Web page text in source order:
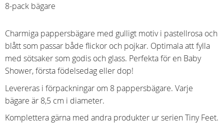
8-pack bägare
Charmiga pappersbägare med gulligt motiv i pastellrosa och
blått som passar både flickor och pojkar. Optimala att fylla
med sötsaker som godis och glass. Perfekta för en Baby
Shower, första födelsedag eller dop!
Levereras i förpackningar om 8 pappersbägare. Varje
bägare är 8,5 cm i diameter.
Komplettera gärna med andra produkter ur serien Tiny Feet.